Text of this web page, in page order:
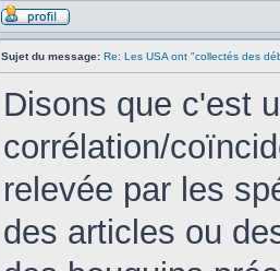
Sujet du message: Re: Les USA ont "collectés des
Disons que c'est
corrélation/
relevée par les
des articles ou